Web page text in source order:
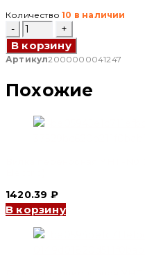
Количество 10 в наличии
Количество
товара
Розетка
стационарная
125A
IP67
(CNC
В корзину
Артикул2000000041247
Похожие
1420.39 ₽
В корзину